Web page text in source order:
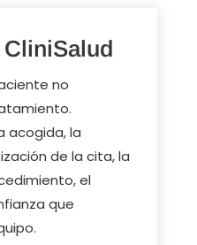
no
acogida, la
de la cita, la
el
que